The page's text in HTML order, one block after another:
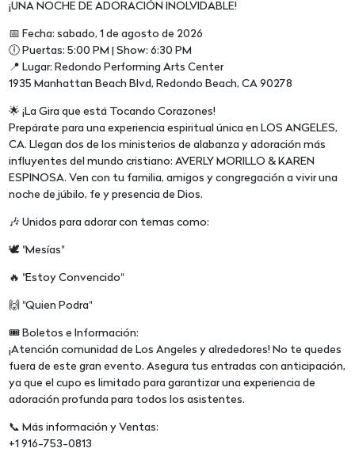
¡UNA NOCHE DE ADORACIÓN INOLVIDABLE!
📅 Fecha: sabado, 1 de agosto de 2026
🕕 Puertas: 5:00 PM | Show: 6:30 PM
📍 Lugar: Redondo Performing Arts Center
1935 Manhattan Beach Blvd, Redondo Beach, CA 90278
🌟 ¡La Gira que está Tocando Corazones!
Prepárate para una experiencia espiritual única en LOS ANGELES,
CA. Llegan dos de los ministerios de alabanza y adoración más
influyentes del mundo cristiano: AVERLY MORILLO & KAREN
ESPINOSA. Ven con tu familia, amigos y congregación a vivir una
noche de júbilo, fe y presencia de Dios.
🎶 Unidos para adorar con temas como:
🕊️ "Mesías"
🔥 "Estoy Convencido"
🙌 "Quien Podra"
🎟️ Boletos e Información:
¡Atención comunidad de Los Angeles y alrededores! No te quedes
fuera de este gran evento. Asegura tus entradas con anticipación,
ya que el cupo es limitado para garantizar una experiencia de
adoración profunda para todos los asistentes.
📞 Más información y Ventas:
+1 916-753-0813